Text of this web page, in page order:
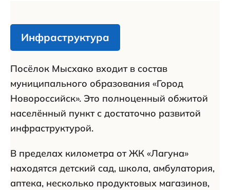
Инфраструктура
Посёлок Мысхако входит в состав
муниципального образования «Город
Новороссийск». Это полноценный обжитой
населённый пункт с достаточно развитой
инфраструктурой.
В пределах километра от ЖК «Лагуна»
находятся детский сад, школа, амбулатория,
аптека, несколько продуктовых магазинов,